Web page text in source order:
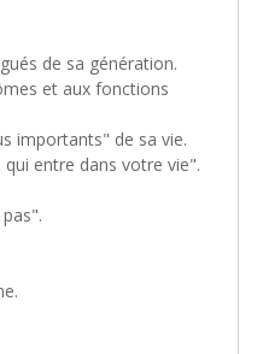
de sa génération.
et aux fonctions
importants" de sa vie.
entre dans votre vie".